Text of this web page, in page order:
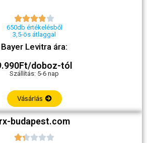

650db értékelésből
3,5-ös átlaggal
Bayer Levitra ára:
doboz-tól
Szállítás: 5-6 nap
Vásárlás
rx-budapest.com
